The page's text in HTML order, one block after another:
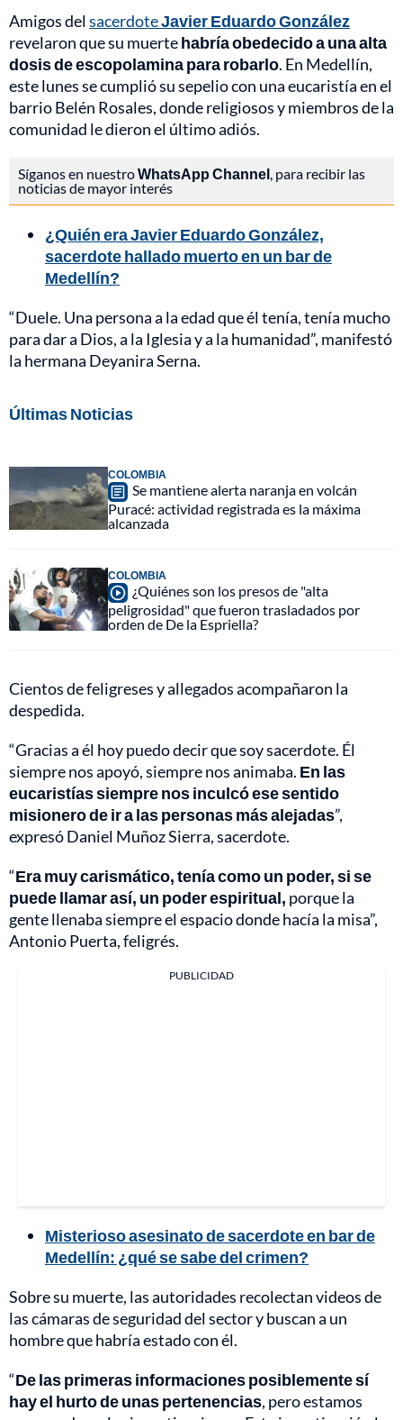
Amigos delsacerdoteJavier Eduardo González
revelaron que su muertehabría obedecido a una alta
dosis de escopolamina para robarlo. En Medellín,
este lunes se cumplió su sepelio con una eucaristía en el
barrio Belén Rosales, donde religiosos y miembros de la
comunidad le dieron el último adiós.
Síganos en nuestroWhatsApp Channel , para recibir las
noticias de mayor interés
¿Quién era Javier Eduardo González,
sacerdote hallado muerto en un bar de
Medellín?
“Duele. Una persona a la edad que él tenía, tenía mucho
para dar a Dios, a la Iglesia y a la humanidad”, manifestó
la hermana Deyanira Serna.
Últimas Noticias
COLOMBIA
Se mantiene alerta naranja en volcán
Puracé: actividad registrada es la máxima
alcanzada
COLOMBIA
¿Quiénes son los presos de "alta
peligrosidad" que fueron trasladados por
orden de De la Espriella?
Cientos de feligreses y allegados acompañaron la
despedida.
“Gracias a él hoy puedo decir que soy sacerdote. Él
siempre nos apoyó, siempre nos animaba. En las
eucaristías siempre nos inculcó ese sentido
misionero de ir a las personas más alejadas”,
expresó Daniel Muñoz Sierra, sacerdote.
“Era muy carismático, tenía como un poder, si se
puede llamar así, un poder espiritual, porque la
gente llenaba siempre el espacio donde hacía la misa”,
Antonio Puerta, feligrés.
PUBLICIDAD
Misterioso asesinato de sacerdote en bar de
Medellín: ¿qué se sabe del crimen?
Sobre su muerte, las autoridades recolectan videos de
las cámaras de seguridad del sector y buscan a un
hombre que habría estado con él.
“De las primeras informaciones posiblemente sí
hay el hurto de unas pertenencias, pero estamos